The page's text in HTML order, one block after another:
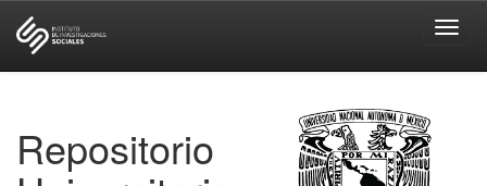
Repositorio